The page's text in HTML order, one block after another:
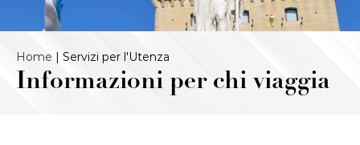
Home | Servizi per l'Utenza
Informazioni per chi viaggia